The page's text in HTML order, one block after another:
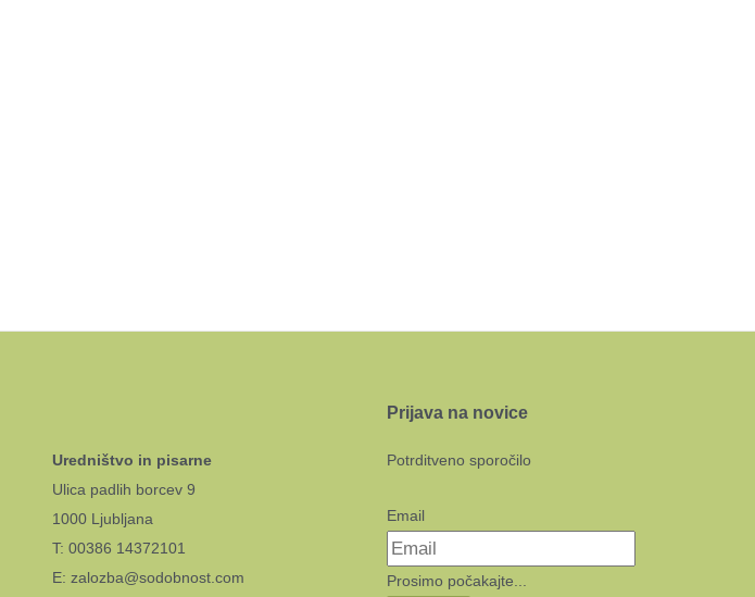
Uredništvo in pisarne
Ulica padlih borcev 9
1000 Ljubljana
T: 00386 14372101
E: zalozba@sodobnost.com
Prijava na novice
Potrditveno sporočilo
Email
Prosimo počakajte...